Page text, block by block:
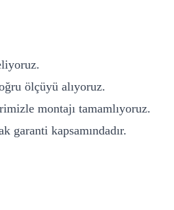
ölçüyü alıyoruz.
montajı tamamlıyoruz.
garanti kapsamındadır.